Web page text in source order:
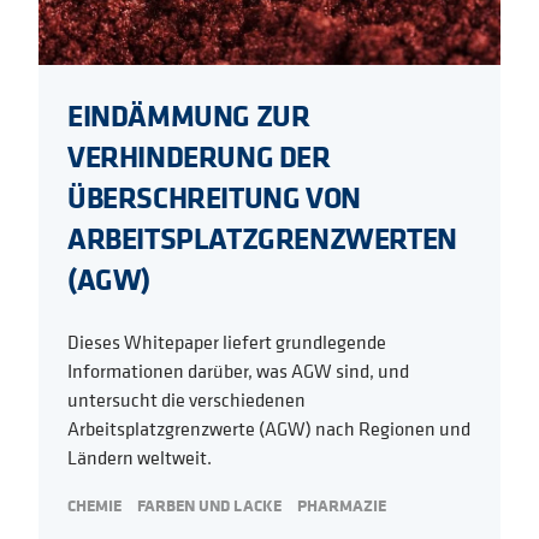
EINDÄMMUNG ZUR
VERHINDERUNG DER
ÜBERSCHREITUNG VON
ARBEITSPLATZGRENZWERTEN
(AGW)
Dieses Whitepaper liefert grundlegende
Informationen darüber, was AGW sind, und
untersucht die verschiedenen
Arbeitsplatzgrenzwerte (AGW) nach Regionen und
Ländern weltweit.
CHEMIE FARBEN UND LACKE PHARMAZIE